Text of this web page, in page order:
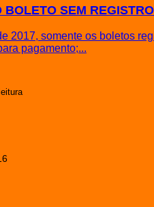
BOLETO SEM
2017, somente os boletos
pagamento;...